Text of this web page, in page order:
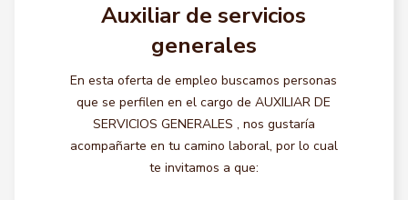
Auxiliar de servicios
generales
En esta oferta de empleo buscamos personas
que se perfilen en el cargo de AUXILIAR DE
SERVICIOS GENERALES , nos gustaría
acompañarte en tu camino laboral, por lo cual
te invitamos a que: